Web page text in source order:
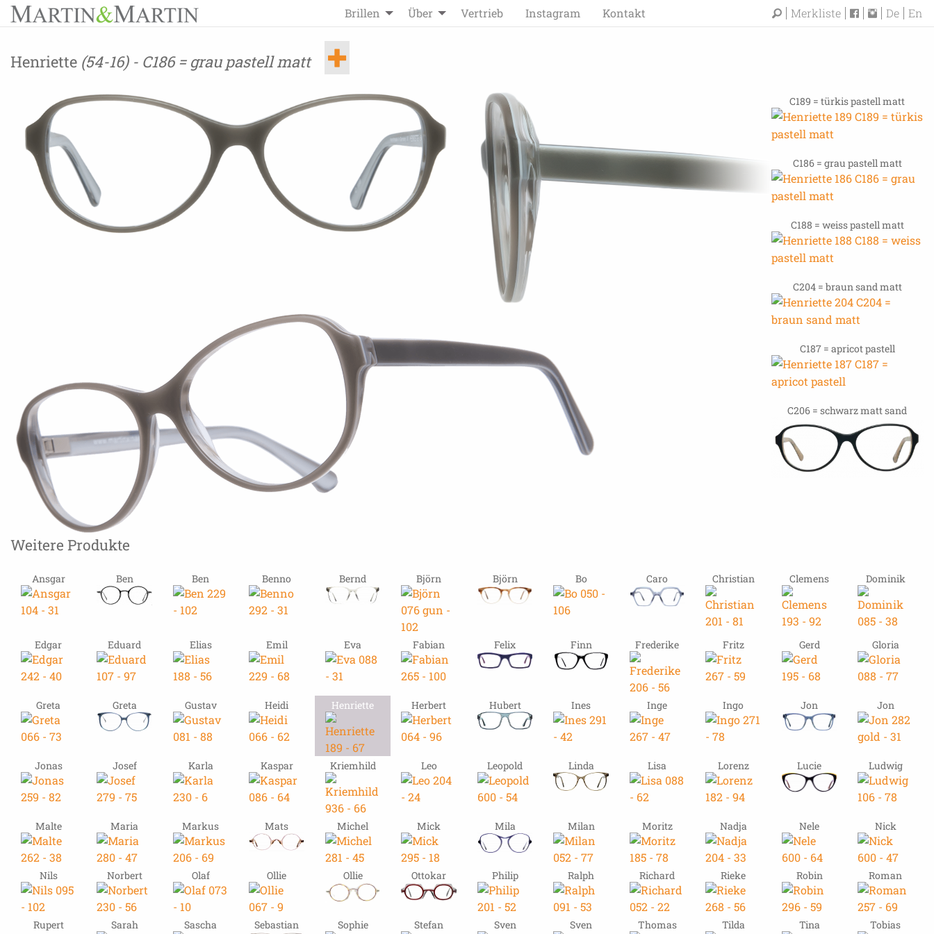
Brillen Über Vertrieb Instagram Kontakt Merkliste De En
Henriette (54-16) - C186 = grau pastell matt
C189 = türkis pastell matt
C186 = grau pastell matt
C188 = weiss pastell matt
C204 = braun sand matt
C187 = apricot pastell
C206 = schwarz matt sand
Weitere Produkte
Ansgar Ben Ben Benno Bernd Björn Björn Bo Caro Christian Clemens Dominik
Edgar Eduard Elias Emil Eva Fabian Felix Finn Frederike Fritz Gerd Gloria
Greta Greta Gustav Heidi Henriette Herbert Hubert Ines Inge Ingo Jon Jon
Jonas Josef Karla Kaspar Kriemhild Leo Leopold Linda Lisa Lorenz Lucie Ludwig
Malte Maria Markus Mats Michel Mick Mila Milan Moritz Nadja Nele Nick
Nils Norbert Olaf Ollie Ollie Ottokar Philip Ralph Richard Rieke Robin Roman
Rupert Sarah Sascha Sebastian Sophie Stefan Sven Sven Thomas Tilda Tina Tobias